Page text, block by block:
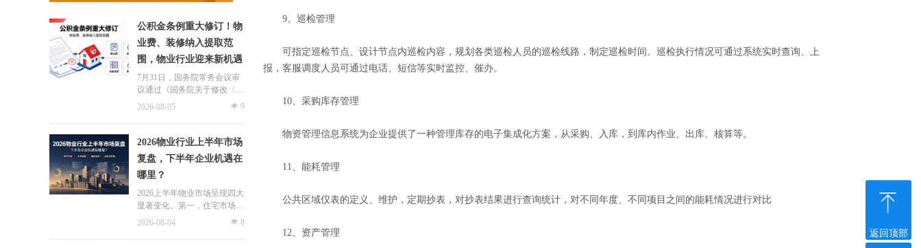
9、巡检管理
可指定巡检节点、设计节点内巡检内容，规划各类巡检人员的巡检线路，制定巡检时间。巡检执行情况可通过系统实时查询、上
报，客服调度人员可通过电话、短信等实时监控、催办。
10、采购库存管理
物资管理信息系统为企业提供了一种管理库存的电子集成化方案，从采购、入库，到库内作业、出库、核算等。
11、能耗管理
公共区域仪表的定义、维护，定期抄表，对抄表结果进行查询统计，对不同年度、不同项目之间的能耗情况进行对比
12、资产管理
公积金条例重大修订！物
业费、装修纳入提取范
围，物业行业迎来新机遇
7月31日，国务院常务会议审
议通过《国务院关于修改〈住
房公积金管理条例〉的决定
景迎来历史性扩容。提取情形
由原有6种拓展至9种，新增装
修自住住房、支付自住住房物
业费两大民生场景，同时设置
兜底条款支持其他合规住房消
费。这项顶层政策调整，不仅
惠及亿万缴存职工，也将深度
业。
넶 9
2026-08-05
2026物业行业上半年市场
复盘，下半年企业机遇在
哪里？
2026上半年物业市场呈现四大
显著变化。第一，住宅市场全
面进入存量化周期，老旧小区
零散老旧小区运营成本高、单
넶 8
2026-08-04
返回顶部
ꁸ